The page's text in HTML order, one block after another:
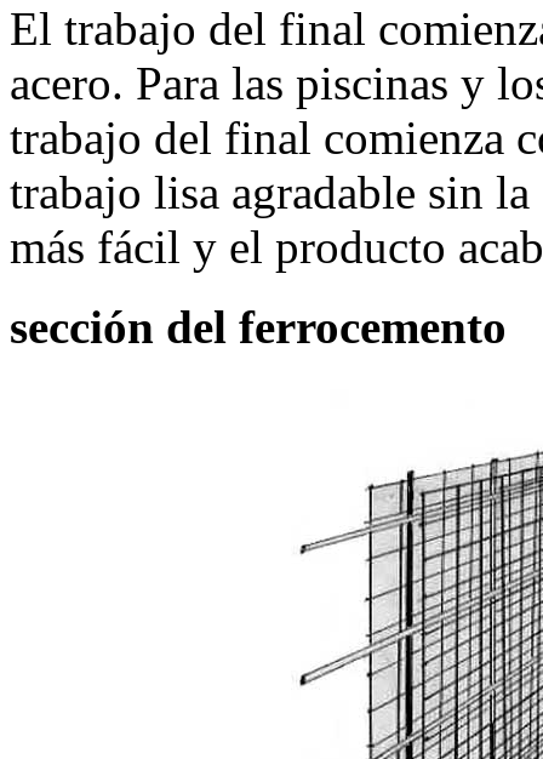
El trabajo del final
acero. Para las piscinas y
trabajo del final comienza
trabajo lisa agradable sin
más fácil y el producto
sección del ferrocemento